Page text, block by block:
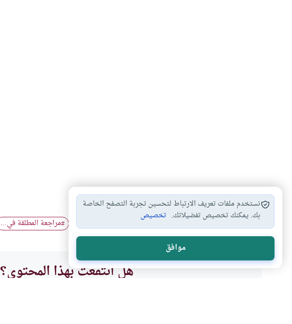
نكاح المرأة وقت… الطلاق وكفارة الظهار #مراجعة المطلقة في…
هل انتفعت بهذا المحتوى؟
نستخدم ملفات تعريف الارتباط لتحسين تجربة التصفح الخاصة
بك. يمكنك تخصيص تفضيلاتك. تخصيص
موافق